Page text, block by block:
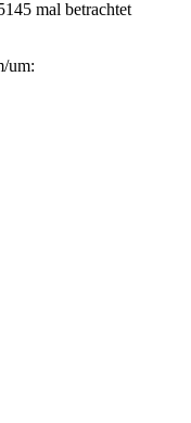
mal betrachtet
um: